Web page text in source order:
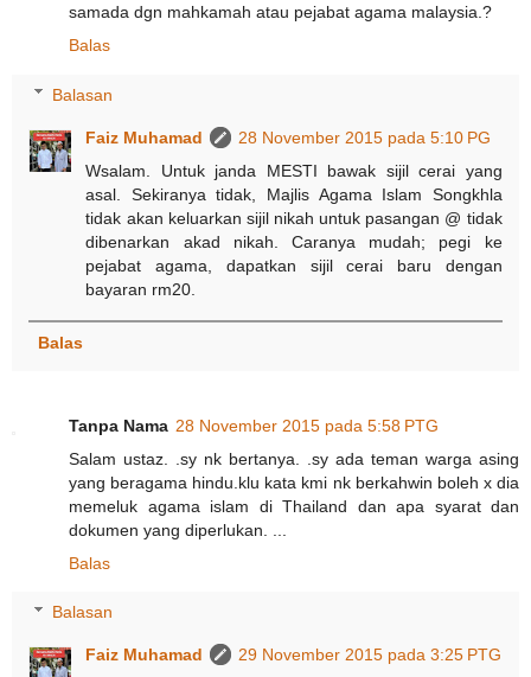
samada dgn mahkamah atau pejabat agama malaysia.?
Balas
Balasan
Faiz Muhamad
28 November 2015 pada 5:10 PG
Wsalam. Untuk janda MESTI bawak sijil cerai yang
asal. Sekiranya tidak, Majlis Agama Islam Songkhla
tidak akan keluarkan sijil nikah untuk pasangan @ tidak
dibenarkan akad nikah. Caranya mudah; pegi ke
pejabat agama, dapatkan sijil cerai baru dengan
bayaran rm20.
Balas
Tanpa Nama 28 November 2015 pada 5:58 PTG
Salam ustaz. .sy nk bertanya. .sy ada teman warga asing
yang beragama hindu.klu kata kmi nk berkahwin boleh x dia
memeluk agama islam di Thailand dan apa syarat dan
dokumen yang diperlukan. ...
Balas
Balasan
Faiz Muhamad
29 November 2015 pada 3:25 PTG